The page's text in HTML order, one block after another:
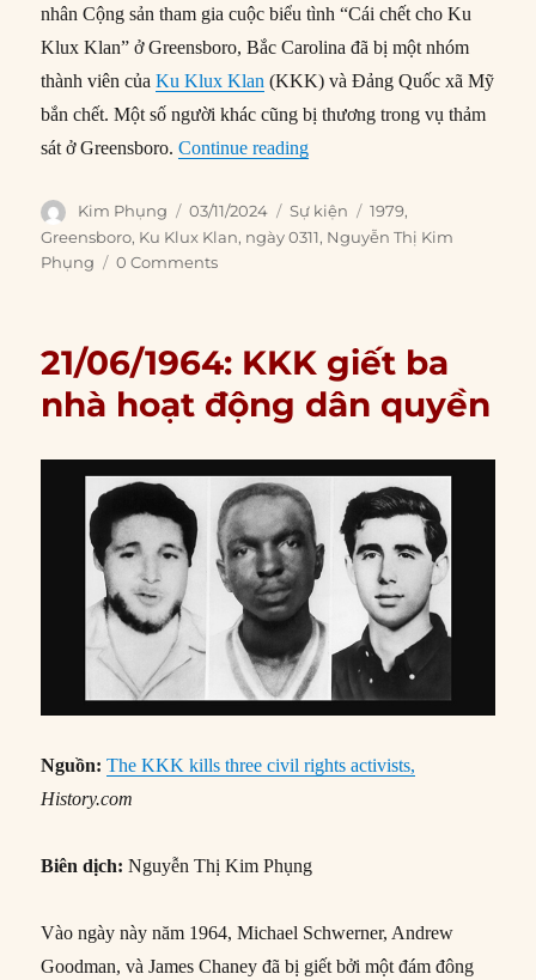
nhân Cộng sản tham gia cuộc biểu tình “Cái chết cho Ku
Klux Klan” ở Greensboro, Bắc Carolina đã bị một nhóm
thành viên củaKu Klux Klan (KKK) và Đảng Quốc xã Mỹ
bắn chết. Một số người khác cũng bị thương trong vụ thảm
sát ở Greensboro.Continue reading“03/11/1979: Cộng sản và
Author
Kim Phụng
Posted
on
03/11/2024 Categories
Sự kiện Tags
1979,
Greensboro, Ku Klux Klan, ngày 0311, Nguyễn Thị Kim
Phụng
0 Comments
21/06/1964: KKK giết ba
nhà hoạt động dân quyền
Nguồn:The KKK kills three civil rights activists,
History.com
Biên dịch: Nguyễn Thị Kim Phụng
Vào ngày này năm 1964, Michael Schwerner, Andrew
Goodman, và James Chaney đã bị giết bởi một đám đông